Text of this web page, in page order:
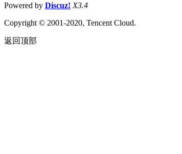
Powered by Discuz! X3.4
Copyright © 2001-2020, Tencent Cloud.
返回顶部